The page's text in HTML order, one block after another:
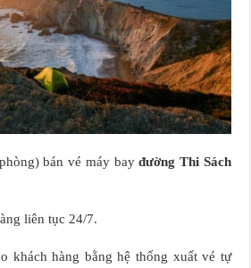
bán vé máy bayđường Thi Sách
liên tục 24/7.
khách hàng bằng hệ thống xuất vé tự